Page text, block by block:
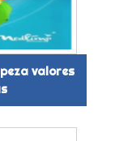
valores